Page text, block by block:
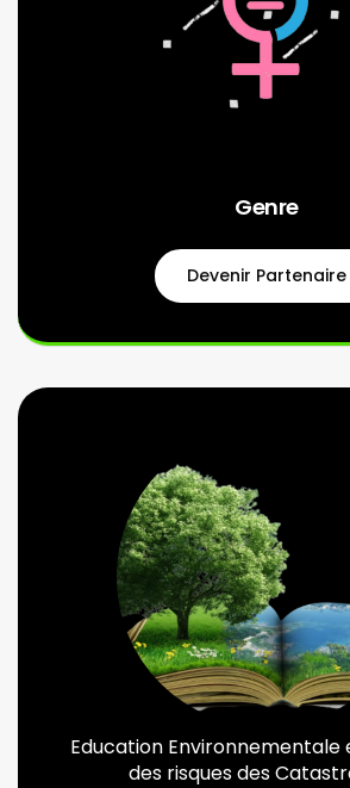
Genre
Devenir Partenaire
Education Environnementale
des risques des